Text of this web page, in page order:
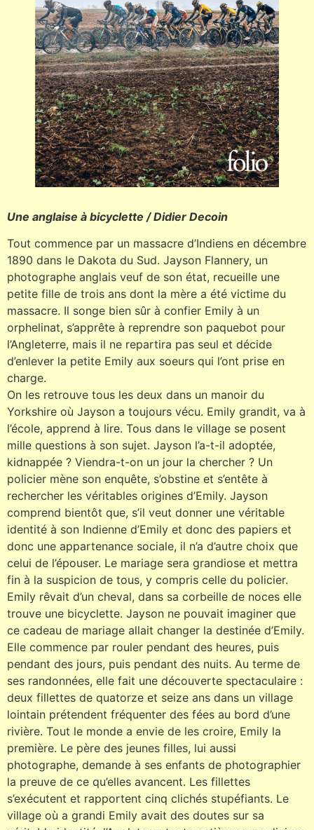
Une anglaise à bicyclette / Didier Decoin
Tout commence par un massacre d’Indiens en décembre
1890 dans le Dakota du Sud. Jayson Flannery, un
photographe anglais veuf de son état, recueille une
petite fille de trois ans dont la mère a été victime du
massacre. Il songe bien sûr à confier Emily à un
orphelinat, s’apprête à reprendre son paquebot pour
l’Angleterre, mais il ne repartira pas seul et décide
d’enlever la petite Emily aux soeurs qui l’ont prise en
charge.
On les retrouve tous les deux dans un manoir du
Yorkshire où Jayson a toujours vécu. Emily grandit, va à
l’école, apprend à lire. Tous dans le village se posent
mille questions à son sujet. Jayson l’a-t-il adoptée,
kidnappée ? Viendra-t-on un jour la chercher ? Un
policier mène son enquête, s’obstine et s’entête à
rechercher les véritables origines d’Emily. Jayson
comprend bientôt que, s’il veut donner une véritable
identité à son Indienne d’Emily et donc des papiers et
donc une appartenance sociale, il n’a d’autre choix que
celui de l’épouser. Le mariage sera grandiose et mettra
fin à la suspicion de tous, y compris celle du policier.
Emily rêvait d’un cheval, dans sa corbeille de noces elle
trouve une bicyclette. Jayson ne pouvait imaginer que
ce cadeau de mariage allait changer la destinée d’Emily.
Elle commence par rouler pendant des heures, puis
pendant des jours, puis pendant des nuits. Au terme de
ses randonnées, elle fait une découverte spectaculaire :
deux fillettes de quatorze et seize ans dans un village
lointain prétendent fréquenter des fées au bord d’une
rivière. Tout le monde a envie de les croire, Emily la
première. Le père des jeunes filles, lui aussi
photographe, demande à ses enfants de photographier
la preuve de ce qu’elles avancent. Les fillettes
s’exécutent et rapportent cinq clichés stupéfiants. Le
village où a grandi Emily avait des doutes sur sa